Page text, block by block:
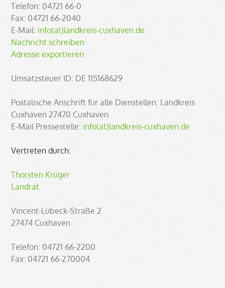
Telefon: 04721 66-0
Fax: 04721 66-2040
E-Mail: info(at)landkreis-cuxhaven.de
Nachricht schreiben
Adresse exportieren
Umsatzsteuer ID: DE 115168629
Postalische Anschrift für alle Dienstellen: Landkreis
Cuxhaven 27470 Cuxhaven
E-Mail Pressestelle: info(at)landkreis-cuxhaven.de
Vertreten durch:
Thorsten Krüger
Landrat
Vincent-Lübeck-Straße 2
27474 Cuxhaven
Telefon: 04721 66-2200
Fax: 04721 66-270004